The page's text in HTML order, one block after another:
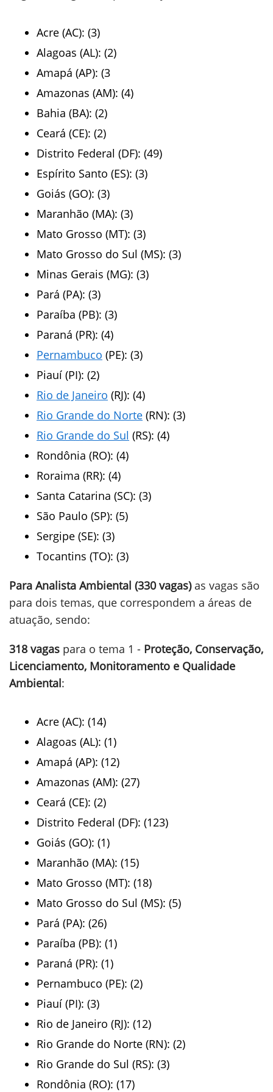
Acre (AC): (3)
Alagoas (AL): (2)
Amapá (AP): (3
Amazonas (AM): (4)
Bahia (BA): (2)
Ceará (CE): (2)
Distrito Federal (DF): (49)
Espírito Santo (ES): (3)
Goiás (GO): (3)
Maranhão (MA): (3)
Mato Grosso (MT): (3)
Mato Grosso do Sul (MS): (3)
Minas Gerais (MG): (3)
Pará (PA): (3)
Paraíba (PB): (3)
Paraná (PR): (4)
Pernambuco (PE): (3)
Piauí (PI): (2)
Rio de Janeiro (RJ): (4)
Rio Grande do Norte (RN): (3)
Rio Grande do Sul (RS): (4)
Rondônia (RO): (4)
Roraima (RR): (4)
Santa Catarina (SC): (3)
São Paulo (SP): (5)
Sergipe (SE): (3)
Tocantins (TO): (3)
Para Analista Ambiental (330 vagas)as vagas são
para dois temas, que correspondem a áreas de
atuação, sendo:
318 vagas para o tema 1 - Proteção, Conservação,
Licenciamento, Monitoramento e Qualidade
Ambiental:
Acre (AC): (14)
Alagoas (AL): (1)
Amapá (AP): (12)
Amazonas (AM): (27)
Ceará (CE): (2)
Distrito Federal (DF): (123)
Goiás (GO): (1)
Maranhão (MA): (15)
Mato Grosso (MT): (18)
Mato Grosso do Sul (MS): (5)
Pará (PA): (26)
Paraíba (PB): (1)
Paraná (PR): (1)
Pernambuco (PE): (2)
Piauí (PI): (3)
Rio de Janeiro (RJ): (12)
Rio Grande do Norte (RN): (2)
Rio Grande do Sul (RS): (3)
Rondônia (RO): (17)